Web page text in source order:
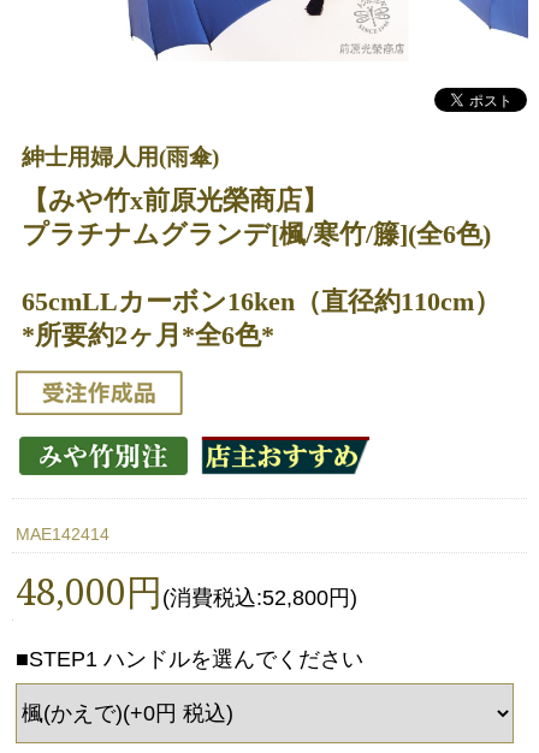
紳士用婦人用(雨傘)
【みや竹x前原光榮商店】
プラチナムグランデ[楓/寒竹/籐](全6色)
65cmLLカーボン16ken（直径約110cm）
*所要約2ヶ月*全6色*
MAE142414
48,000円 (消費税込:52,800円)
■STEP1 ハンドルを選んでください